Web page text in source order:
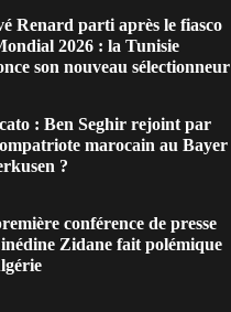
Renard parti après le fiasco
2026 : la Tunisie
son nouveau sélectionneur
: Ben Seghir rejoint par
marocain au Bayer
?
conférence de presse
Zidane fait polémique